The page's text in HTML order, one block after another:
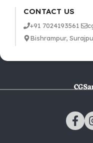
CONTACT US
+91 7024193561
Bishrampur,